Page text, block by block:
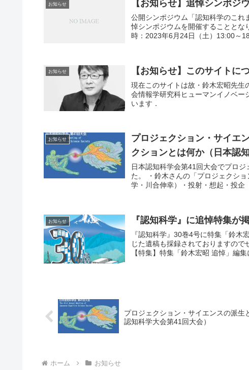
お知らせ 【お知らせ】追悼シンポジ
公開シンポジウム「認知科学のこれ
悼シンポジウムを開催することとな
時：2023年6月24日（土）13:00～
お知らせ 【お知らせ】このサイトに
現在このサイトは故・鈴木宏昭先生
会情報学研究科ヒューマンイノベー
います．
お知らせ
プロジェクション・サイエ
クションとは何か（日本認
日本認知科学会第41回大会でプロ
た。 ・鈴木さんの「プロジェクシ
学・川合伸幸）・投射・想起・投企
お知らせ 『認知科学』に追悼特集が
『認知科学』30巻4号に特集「鈴
じた遺稿も採録されておりますの
【特集】特集「鈴木宏昭 追悼」編
プロジェクション・サイエンスの派
認知科学大会第41回大会）
ホーム お知らせ